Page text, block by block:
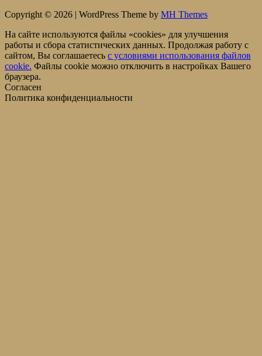
Copyright © 2026 | WordPress Theme by MH Themes
На сайте используются файлы «cookies» для улучшения
работы и сбора статистических данных. Продолжая работу с
сайтом, Вы соглашаетесь c условиями использования файлов
cookie. Файлы cookie можно отключить в настройках Вашего
браузера.
Согласен
Политика конфиденциальности